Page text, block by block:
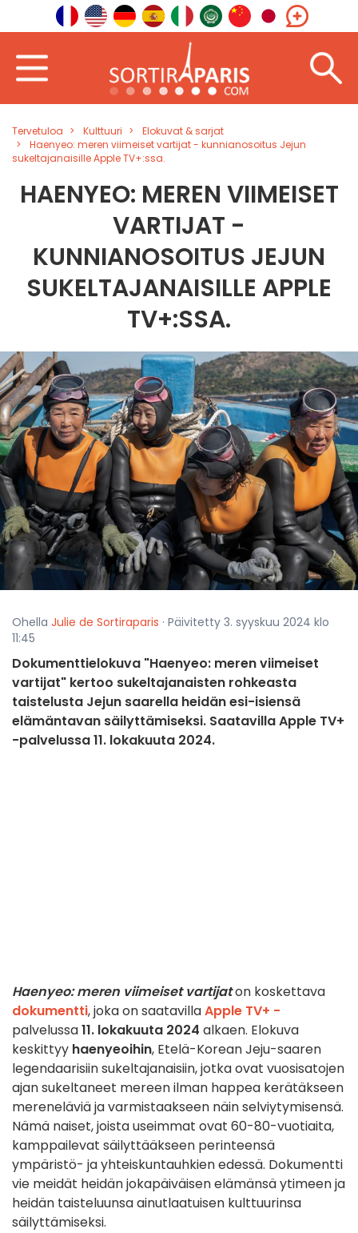
Tervetuloa Kulttuuri
Elokuvat & sarjat
Haenyeo: meren viimeiset vartijat - kunnianosoitus Jejun
sukeltajanaisille Apple TV+:ssa.
HAENYEO: MEREN VIIMEISET
VARTIJAT -
KUNNIANOSOITUS JEJUN
SUKELTAJANAISILLE APPLE
TV+:SSA.
Ohella Julie de Sortiraparis · Päivitetty 3. syyskuu 2024 klo
11:45
Dokumenttielokuva "Haenyeo: meren viimeiset
vartijat" kertoo sukeltajanaisten rohkeasta
taistelusta Jejun saarella heidän esi-isiensä
elämäntavan säilyttämiseksi. Saatavilla Apple TV+
-palvelussa 11. lokakuuta 2024.
Haenyeo: meren viimeiset vartijaton koskettava
dokumentti, joka on saatavillaApple TV+ -
palvelussa11. lokakuuta 2024 alkaen. Elokuva
keskittyy haenyeoihin, Etelä-Korean Jeju-saaren
legendaarisiin sukeltajanaisiin, jotka ovat vuosisatojen
ajan sukeltaneet mereen ilman happea kerätäkseen
mereneläviä ja varmistaakseen näin selviytymisensä.
Nämä naiset, joista useimmat ovat 60-80-vuotiaita,
kamppailevat säilyttääkseen perinteensä
ympäristö- ja yhteiskuntauhkien edessä. Dokumentti
vie meidät heidän jokapäiväisen elämänsä ytimeen ja
heidän taisteluunsa ainutlaatuisen kulttuurinsa
säilyttämiseksi.